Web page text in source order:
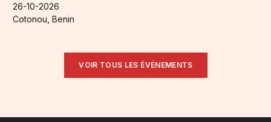
26-10-2026
Cotonou, Benin
VOIR TOUS LES ÉVÉNEMENTS